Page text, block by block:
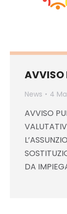
AVVISO
News 4
AVVISO
DA